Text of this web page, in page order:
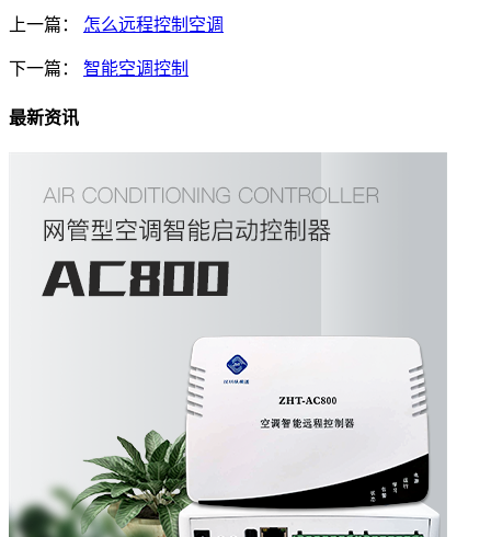
上一篇： 怎么远程控制空调
下一篇： 智能空调控制
最新资讯